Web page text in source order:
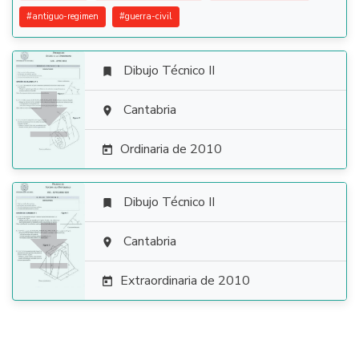
#antiguo-regimen #guerra-civil

 Dibujo Técnico II
 Cantabria
 Ordinaria de 2010

 Dibujo Técnico II
 Cantabria
 Extraordinaria de 2010